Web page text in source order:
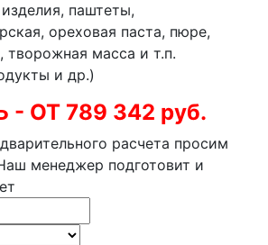
паштеты,
ореховая паста, пюре,
творожная масса и т.п.
и др.)
ОТ 789 342 руб.
расчета просим
менеджер подготовит и